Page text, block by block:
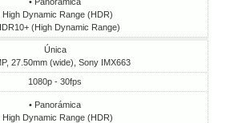
High Dynamic Range (HDR)
(High Dynamic Range)
Única
27.50mm (wide), Sony IMX663
1080p - 30fps
• Panorámica
High Dynamic Range (HDR)